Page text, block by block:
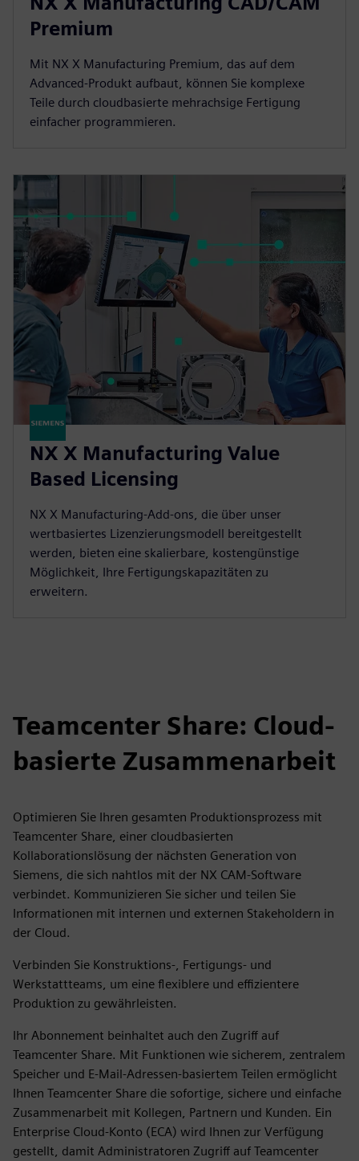
Premium
Mit NX X Manufacturing Premium, das auf dem
Advanced-Produkt aufbaut, können Sie komplexe
Teile durch cloudbasierte mehrachsige Fertigung
einfacher programmieren.
NX X Manufacturing Value
Based Licensing
NX X Manufacturing-Add-ons, die über unser
wertbasiertes Lizenzierungsmodell bereitgestellt
werden, bieten eine skalierbare, kostengünstige
Möglichkeit, Ihre Fertigungskapazitäten zu
erweitern.
Teamcenter Share: Cloud-
basierte Zusammenarbeit
Optimieren Sie Ihren gesamten Produktionsprozess mit
Teamcenter Share, einer cloudbasierten
Kollaborationslösung der nächsten Generation von
Siemens, die sich nahtlos mit der NX CAM-Software
verbindet. Kommunizieren Sie sicher und teilen Sie
Informationen mit internen und externen Stakeholdern in
der Cloud.
Verbinden Sie Konstruktions-, Fertigungs- und
Werkstattteams, um eine flexiblere und effizientere
Produktion zu gewährleisten.
Ihr Abonnement beinhaltet auch den Zugriff auf
Teamcenter Share. Mit Funktionen wie sicherem, zentralem
Speicher und E-Mail-Adressen-basiertem Teilen ermöglicht
Ihnen Teamcenter Share die sofortige, sichere und einfache
Zusammenarbeit mit Kollegen, Partnern und Kunden. Ein
Enterprise Cloud-Konto (ECA) wird Ihnen zur Verfügung
gestellt, damit Administratoren Zugriff auf Teamcenter